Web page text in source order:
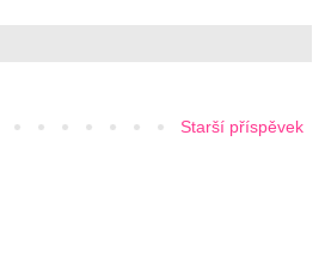
Starší příspěvek